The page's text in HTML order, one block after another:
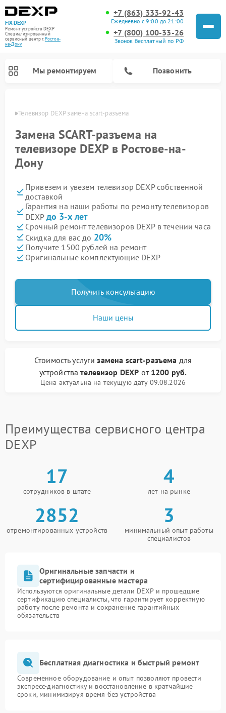
FIX-DEXP
Ремонт устройств DEXP
Специализированный
cервисный центр г.Ростов-
на-Дону
+7 (863) 333-92-43
Ежедневно с 9:00 до 21:00
+7 (800) 100-33-26
Звонок бесплатный по РФ
Мы ремонтируем Позвонить
Дону Телевизор DEXP замена scart-разъема
Замена SCART-разъема на
телевизоре DEXP в Ростове-на-
Дону
Привезем и увезем телевизор DEXP собственной
доставкой
Гарантия на наши работы по ремонту телевизоров
DEXP до 3-х лет
Срочный ремонт телевизоров DEXP в течении часа
Скидка для вас до 20%
Получите 1500 рублей на ремонт
Оригинальные комплектующие DEXP
Получить консультацию
Наши цены
Стоимость услугизамена scart-разъема для
устройствателевизор DEXP от 1200 руб.
Цена актуальна на текущую дату 09.08.2026
Преимущества сервисного центра
DEXP
17
сотрудников в штате
4
лет на рынке
2852
отремонтированных устройств
3
минимальный опыт работы
специалистов
Оригинальные запчасти и
сертифицированные мастера
Используются оригинальные детали DEXP и прошедшие
сертификацию специалисты, что гарантирует корректную
работу после ремонта и сохранение гарантийных
обязательств
Бесплатная диагностика и быстрый ремонт
Современное оборудование и опыт позволяют провести
экспресс-диагностику и восстановление в кратчайшие
сроки, минимизируя время без устройства